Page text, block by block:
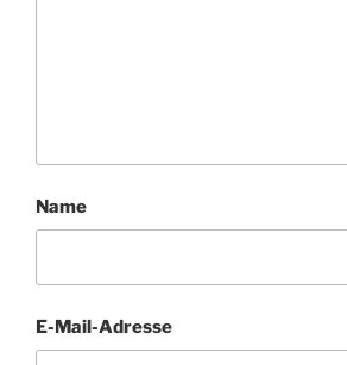
Name
E-Mail-Adresse